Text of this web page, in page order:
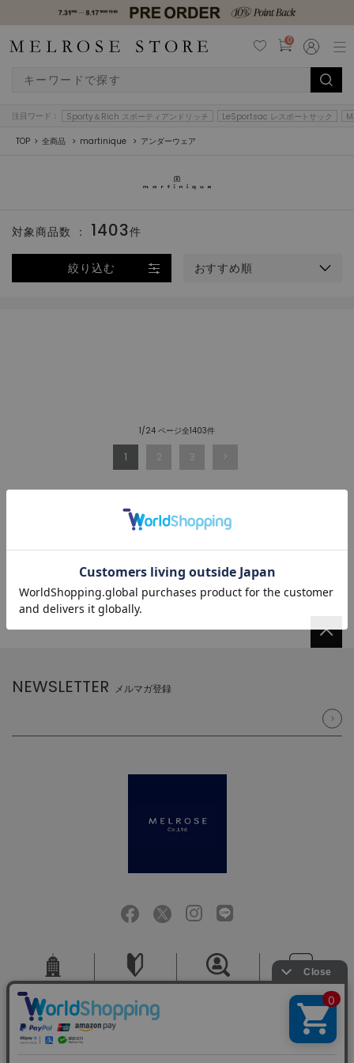
0
注目ワード： Sporty＆Rich スポーティアンドリッチ LeSportsac レスポートサック
TOP 全商品 martinique アンダーウェア
絞り込む おすすめ順
対象商品数 ： 1403件
1/24 ページ全1403件
1 2 3
NEWSLETTER メルマガ登録
会社概要 お問い合せ
ご利用規約 特定商取引法に基づく表記